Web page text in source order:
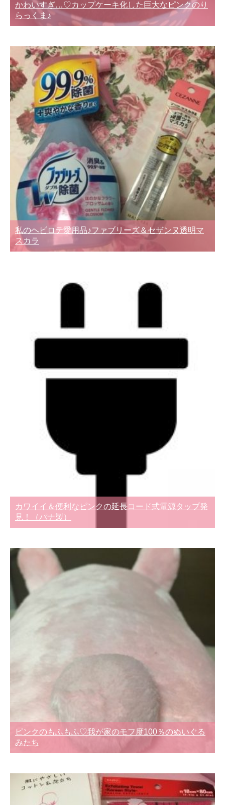
かわいすぎ…♡カップケーキ化した巨大なピンクのり
らっくま♪
私のヘビロテ愛用品♪ファブリーズ＆セザンヌ透明マ
スカラ
カワイイ＆便利なピンクの延長コード式電源タップ発
見！（パナ製）
ピンクのもふもふ♡我が家のモフ度100％のぬいぐる
みたち